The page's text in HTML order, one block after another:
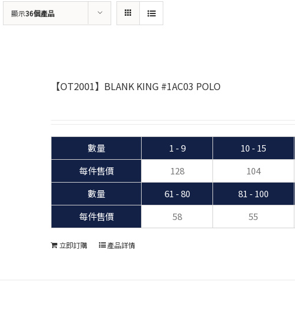
顯示36個產品
【OT2001】BLANK KING #1AC03 POLO
數量 1 - 9 10 - 15
每件售價
128 104
數量
61 - 80 81 - 100
每件售價
58 55
立即訂購 產品詳情